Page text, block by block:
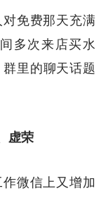
免费那天充满
多次来店买水
里的聊天话题
虚荣
微信上又增加